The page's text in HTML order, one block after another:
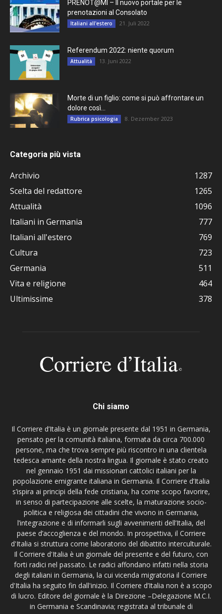
PRENOT@MI – Il nuovo portale per le
prenotazioni al Consolato
Italiani all'estero 21. Juli 2022
Referendum 2022: niente quorum
Attualità 13. Juni 2022
Morte di un figlio: come si può affrontare un
dolore così...
Rubrica psicologia 8. Dezember 2023
Categoria più vista
Archivio
1287
Scelta del redattore
1265
Attualità
1096
Italiani in Germania
777
Italiani all'estero
769
Cultura
723
Germania
511
Vita e religione
464
Ultimissime
378
Chi siamo
Il Corriere d’Italia è un giornale presente dal 1951 in Germania,
pensato per la comunità italiana, formata da circa 700.000
persone, ma che trova sempre più riscontro in una clientela
tedesca amante della nostra lingua. Il giornale è stato creato
nel gennaio 1951 dai missionari cattolici italiani per la
popolazione emigrante italiana in Germania. Il Corriere d’Italia
s’ispira ai principi della fede cristiana, ha come scopo favorire,
in senso di partecipazione alle scelte, la maturazione socio-
politica e religiosa dei cittadini che vivono in Germania,
l’integrazione e di informarli sugli avvenimenti dell’Italia, del
paese d’accoglienza e del mondo. In prospettiva, il Corriere
d'Italia si struttura come laboratorio del dibattito interculturale.
Il Corriere d'Italia è un giornale del presente e del futuro, con
forti radici nel passato. Le radici affondano infatti nella storia
degli italiani in Germania, la cui vicenda migratoria il Corriere
d'Italia ha seguito fin dall'inizio. Il Corriere d’Italia non è a scopo
di lucro. Editore del giornale è la Direzione –Delegazione M.C.I.
in Germania e Scandinavia; registrata al tribunale di